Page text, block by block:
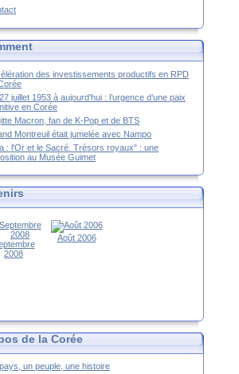
des investissements productifs en RPD
juillet 1953 à aujourd’hui : l’urgence d’une paix
en Corée
Macron, fan de K-Pop et de BTS
Montreuil était jumelée avec Nampo
: l'Or et le Sacré. Trésors royaux" : une
au Musée Guimet
2008
Août 2006
de la Corée
un peuple, une histoire